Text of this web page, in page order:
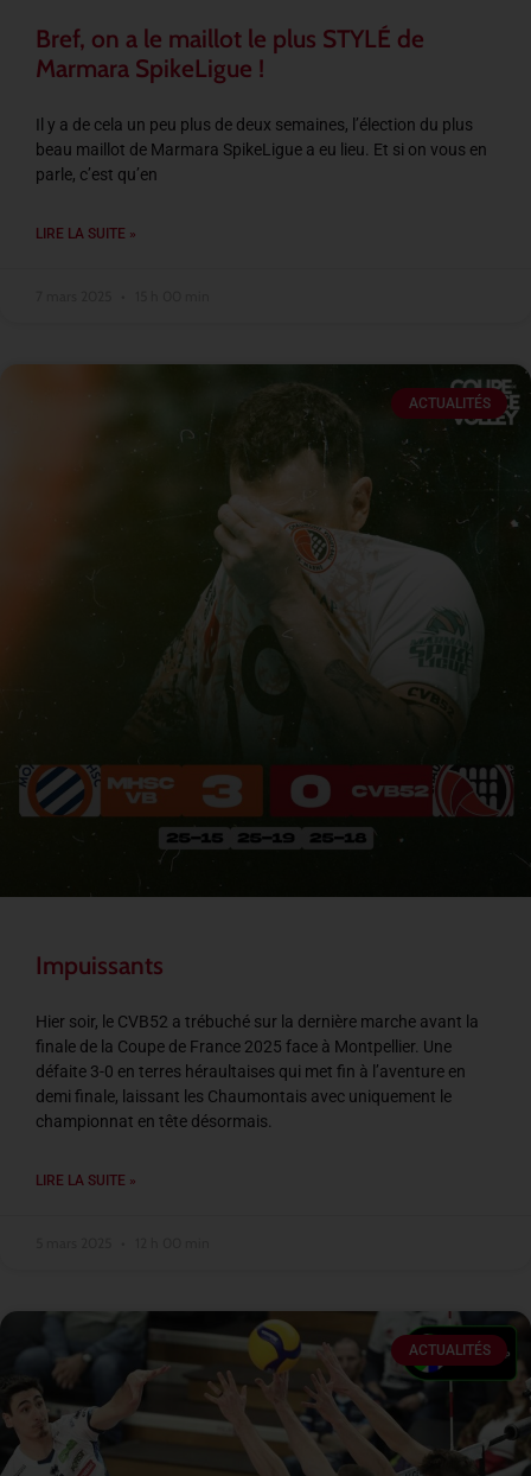
Bref, on a le maillot le plus STYLÉ de
Marmara SpikeLigue !
Il y a de cela un peu plus de deux semaines, l’élection du plus
beau maillot de Marmara SpikeLigue a eu lieu. Et si on vous en
parle, c’est qu’en
LIRE LA SUITE »
ACTUALITÉS
Impuissants
Hier soir, le CVB52 a trébuché sur la dernière marche avant la
finale de la Coupe de France 2025 face à Montpellier. Une
défaite 3-0 en terres héraultaises qui met fin à l’aventure en
demi finale, laissant les Chaumontais avec uniquement le
championnat en tête désormais.
LIRE LA SUITE »
ACTUALITÉS